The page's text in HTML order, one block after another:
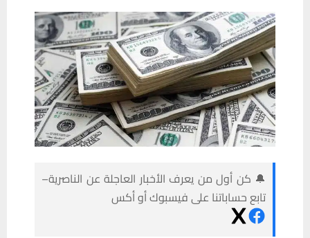
🔔 كن أول من يعرف الأخبار العاجلة عن الناصرية–
تابع حساباتنا على فيسبوك أو أكس